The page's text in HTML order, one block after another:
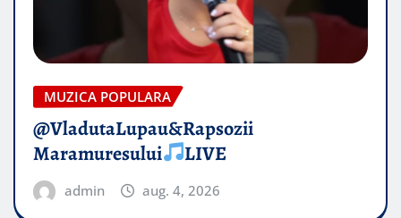
MUZICA POPULARA
@VladutaLupau&Rapsozii
Maramuresului
LIVE
admin aug. 4, 2026